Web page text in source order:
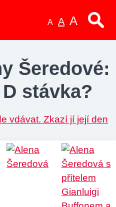
A A A
Šeredové:
stávka?